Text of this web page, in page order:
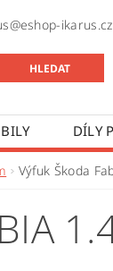
ikarus.cz
DÍLY
Výfuk Škoda